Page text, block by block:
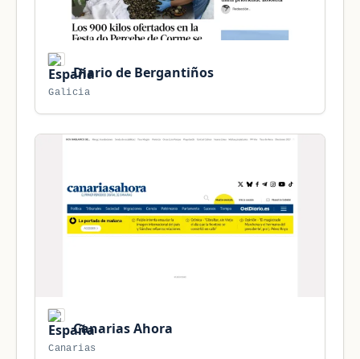
Diario de Bergantiños
Galicia
Canarias Ahora
Canarias